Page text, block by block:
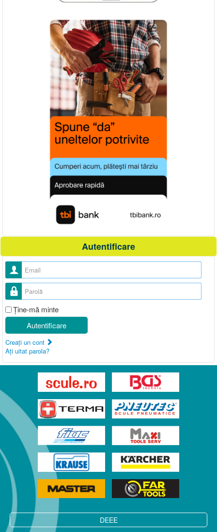
Autentificare
Nume utilizator
Parolă
Ţine-mă minte
Autentificare
Creaţi un cont
Aţi uitat parola?
DEEE